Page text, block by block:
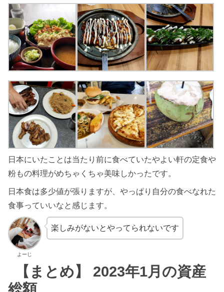
日本にいたことは当たり前に食べていたやよい軒の定食や
粉もの料理がめちゃくちゃ美味しかったです。
日本食は多少値が張りますが、やっぱり自分の食べなれた
食事っていいなと感じます。
よーじ
楽しみがないとやってられないです
【まとめ】 2023年1月の資産